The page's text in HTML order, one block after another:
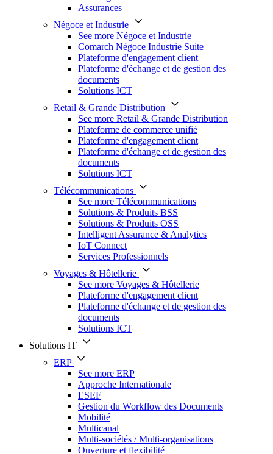
Assurances
Négoce et Industrie
See more Négoce et Industrie
Comarch Négoce Industrie Suite
Plateforme d'engagement client
Plateforme d'échange et de gestion des
documents
Solutions ICT
Retail & Grande Distribution
See more Retail & Grande Distribution
Plateforme de commerce unifié
Plateforme d'engagement client
Plateforme d'échange et de gestion des
documents
Solutions ICT
Télécommunications
See more Télécommunications
Solutions & Produits BSS
Solutions & Produits OSS
Intelligent Assurance & Analytics
IoT Connect
Services Professionnels
Voyages & Hôtellerie
See more Voyages & Hôtellerie
Plateforme d'engagement client
Plateforme d'échange et de gestion des
documents
Solutions ICT
Solutions IT
ERP
See more ERP
Approche Internationale
ESEF
Gestion du Workflow des Documents
Mobilité
Multicanal
Multi-sociétés / Multi-organisations
Ouverture et flexibilité